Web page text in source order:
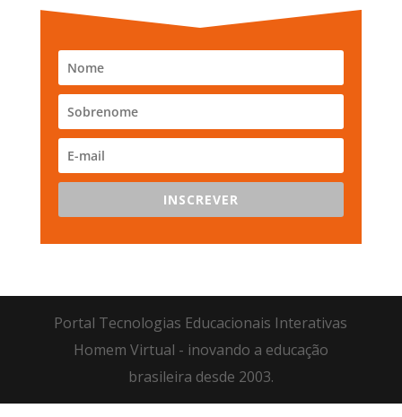
INSCREVER
Portal Tecnologias Educacionais Interativas
Homem Virtual - inovando a educação
brasileira desde 2003.